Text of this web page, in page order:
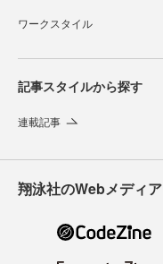
ワークスタイル
記事スタイルから探す
連載記事
翔泳社のWebメディア